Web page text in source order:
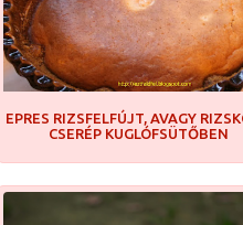
EPRES RIZSFELFÚJT, AVAGY
CSERÉP KUGLÓFSÜTŐBEN